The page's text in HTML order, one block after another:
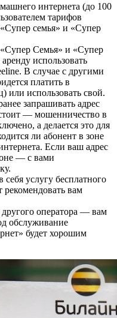
интернета (до 100
тарифов
семья» и «Супер
Семья» и «Супер
использовать
В случае с другими
платить в
или использовать свой.
запрашивать адрес
— мошенничество в
а делается это для
ли абонент в зоне
Если ваш адрес
— с вами
услугу бесплатного
вам
оператора — вам
обслуживание
будет хорошим